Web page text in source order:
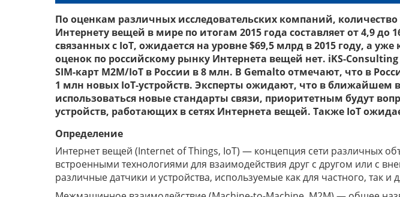
По оценкам различных исследовательских компаний,
Интернету вещей в мире по итогам 2015 года составляет от 4,9 до
связанных с IoT, ожидается на уровне $69,5 млрд в 2015 году, а уже
оценок по российскому рынку Интернета вещей нет. iKS-
SIM-карт M2M/IoT в России в 8 млн. В Gemaltoотмечают, что в
1 млн новых IoT-устройств. Эксперты ожидают, что в ближайшем
использоваться новые стандарты связи, приоритетным будут
устройств, работающих в сетях Интернета вещей. Также IoT
Определение
Интернет вещей (Internet of Things, IoT) — концепция сети различных
встроенными технологиями для взаимодействия друг с другом или с
различные датчики и устройства, используемые как для частного, так и